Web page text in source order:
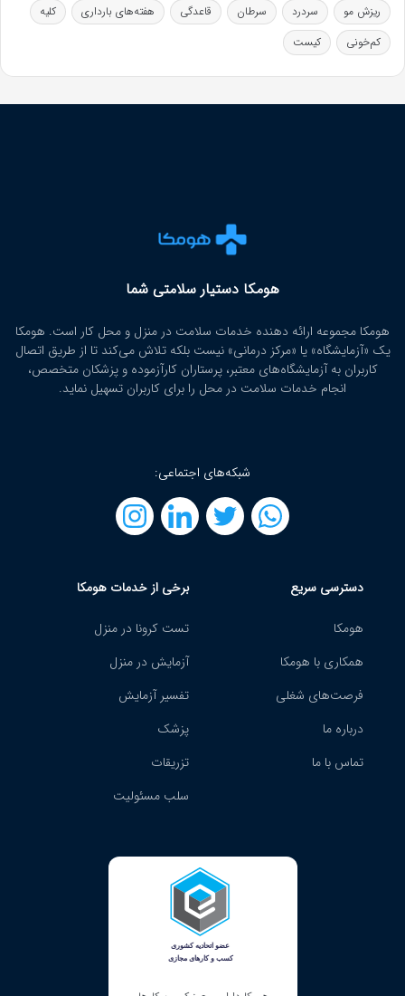
ریزش مو
سردرد سرطان قاعدگی هفته‌های بارداری
کلیه
کم‌خونی
کیست
هومکا دستیار سلامتی شما
هومکا مجموعه ارائه‌ دهنده خدمات سلامت در منزل و محل کار است. هومکا
یک «آزمایشگاه» یا «مرکز درمانی» نیست بلکه تلاش می‌کند تا از طریق اتصال
کاربران به آزمایشگاه‌های معتبر، پرستاران کارآزموده و پزشکان متخصص،
انجام خدمات سلامت در محل را برای کاربران تسهیل نماید.
شبکه‌های اجتماعی:
دسترسی سریع
هومکا
همکاری با هومکا
فرصت‌های شغلی
درباره ما
تماس با ما
برخی از خدمات هومکا
تست کرونا در منزل
آزمایش در منزل
تفسیر آزمایش
پزشک
تزریقات
سلب مسئولیت